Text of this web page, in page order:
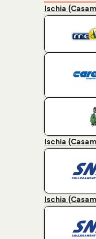
Ischia
Ischia
Ischia